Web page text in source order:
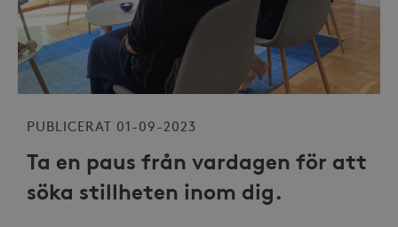
PUBLICERAT 01-09-2023
Ta en paus från vardagen för att
söka stillheten inom dig.